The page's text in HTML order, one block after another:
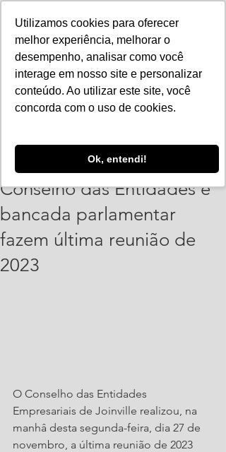
Utilizamos cookies para oferecer
melhor experiência, melhorar o
desempenho, analisar como você
interage em nosso site e personalizar
conteúdo. Ao utilizar este site, você
concorda com o uso de cookies.
Ok, entendi!
Conselho das Entidades e
bancada parlamentar
fazem última reunião de
2023
O Conselho das Entidades
Empresariais de Joinville realizou, na
manhâ desta segunda-feira, dia 27 de
novembro, a última reunião de 2023